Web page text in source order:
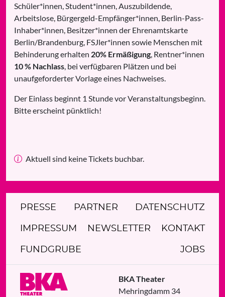
Schüler*innen, Student*innen, Auszubildende,
Arbeitslose, Bürgergeld-Empfänger*innen, Berlin-Pass-
Inhaber*innen, Besitzer*innen der Ehrenamtskarte
Berlin/Brandenburg, FSJler*innen sowie Menschen mit
Behinderung erhalten 20% Ermäßigung , Rentner*innen
10 % Nachlass , bei verfügbaren Plätzen und bei
unaufgeforderter Vorlage eines Nachweises.
Der Einlass beginnt 1 Stunde vor Veranstaltungsbeginn.
Bitte erscheint pünktlich!
Aktuell sind keine Tickets buchbar.
PRESSE PARTNER DATENSCHUTZ
IMPRESSUM NEWSLETTER KONTAKT
FUNDGRUBE JOBS
BKA Theater
Mehringdamm 34